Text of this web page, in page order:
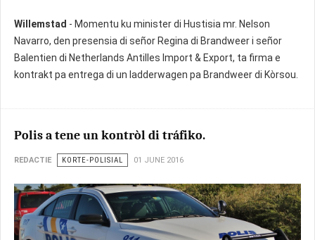
Willemstad - Momentu ku minister di Hustisia mr. Nelson
Navarro, den presensia di señor Regina di Brandweer i señor
Balentien di Netherlands Antilles Import & Export, ta firma e
kontrakt pa entrega di un ladderwagen pa Brandweer di Kòrsou.
Polis a tene un kontròl di tráfiko.
REDACTIE KORTE-POLISIAL 01 JUNE 2016